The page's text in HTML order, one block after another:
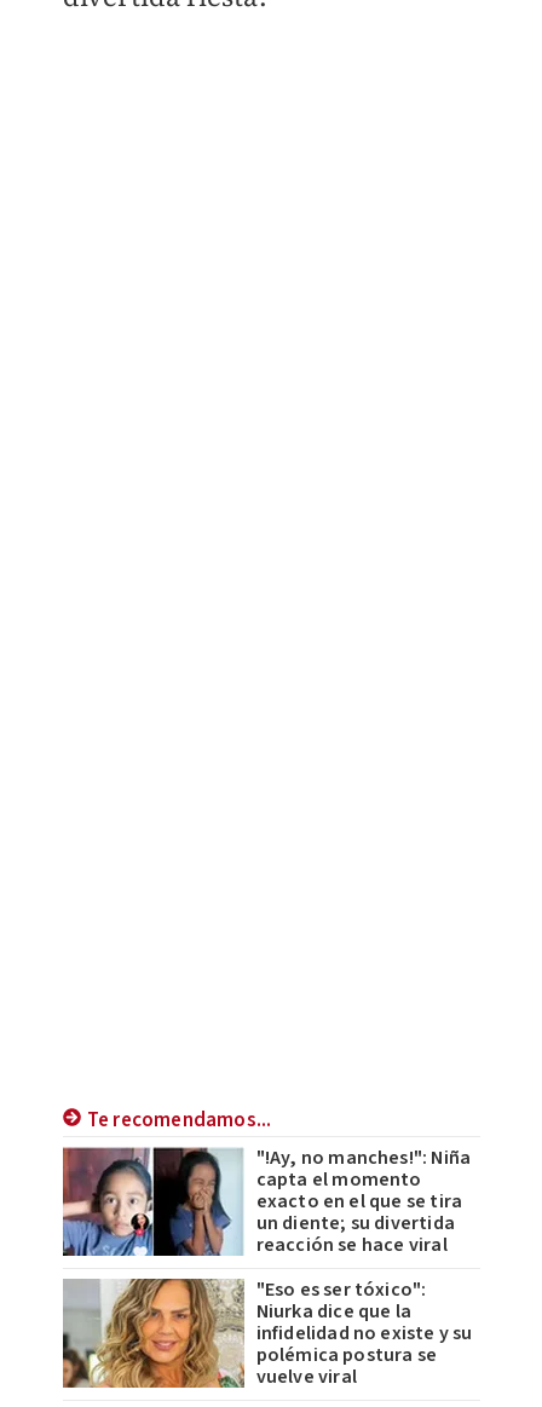
Te recomendamos...
"!Ay, no manches!": Niña
capta el momento
exacto en el que se tira
un diente; su divertida
reacción se hace viral
"Eso es ser tóxico":
Niurka dice que la
infidelidad no existe y su
polémica postura se
vuelve viral